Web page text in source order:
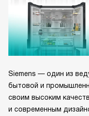
Siemens — один из
бытовой и
своим высоким
и современным